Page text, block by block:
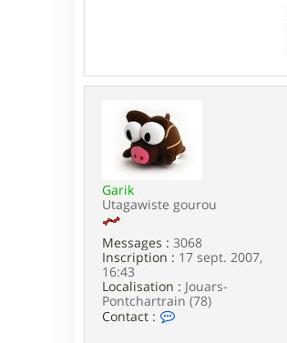
t
e
a
r
i
Garik
Utagawiste gourou
Messages : 3068
Inscription : 17 sept. 2007,
16:43
Localisation : Jouars-
Pontchartrain (78)
Contact :